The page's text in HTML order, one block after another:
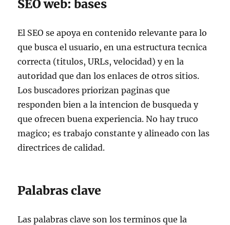
SEO web: bases
El SEO se apoya en contenido relevante para lo
que busca el usuario, en una estructura tecnica
correcta (titulos, URLs, velocidad) y en la
autoridad que dan los enlaces de otros sitios.
Los buscadores priorizan paginas que
responden bien a la intencion de busqueda y
que ofrecen buena experiencia. No hay truco
magico; es trabajo constante y alineado con las
directrices de calidad.
Palabras clave
Las palabras clave son los terminos que la